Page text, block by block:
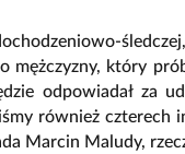
który
odpowiadał za
również czterech
Marcin Maludy,